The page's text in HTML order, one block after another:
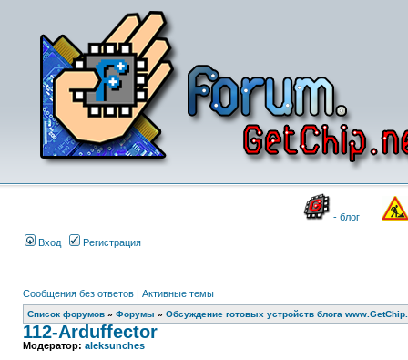
- блог
Вход Регистрация
Сообщения без ответов | Активные темы
Список форумов » Форумы » Обсуждение готовых устройств блога
112-Arduffector
Модератор: aleksunches